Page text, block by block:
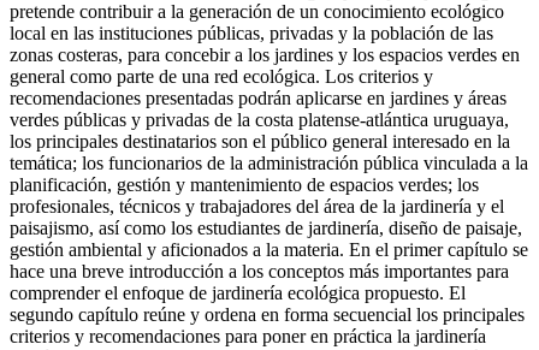
pretende contribuir a la generación de un conocimiento ecológico
local en las instituciones públicas, privadas y la población de las
zonas costeras, para concebir a los jardines y los espacios verdes en
general como parte de una red ecológica. Los criterios y
recomendaciones presentadas podrán aplicarse en jardines y áreas
verdes públicas y privadas de la costa platense-atlántica uruguaya,
los principales destinatarios son el público general interesado en la
temática; los funcionarios de la administración pública vinculada a la
planificación, gestión y mantenimiento de espacios verdes; los
profesionales, técnicos y trabajadores del área de la jardinería y el
paisajismo, así como los estudiantes de jardinería, diseño de paisaje,
gestión ambiental y aficionados a la materia. En el primer capítulo se
hace una breve introducción a los conceptos más importantes para
comprender el enfoque de jardinería ecológica propuesto. El
segundo capítulo reúne y ordena en forma secuencial los principales
criterios y recomendaciones para poner en práctica la jardinería